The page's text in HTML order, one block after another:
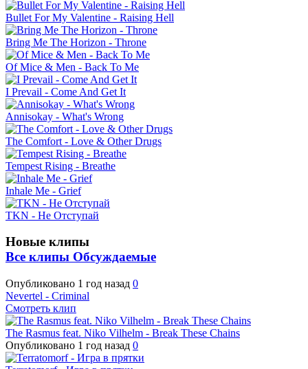
Bullet For My Valentine - Raising Hell
Bring Me The Horizon - Throne
Of Mice & Men - Back To Me
I Prevail - Come And Get It
Annisokay - What's Wrong
The Comfort - Love & Other Drugs
Tempest Rising - Breathe
Inhale Me - Grief
TKN - Не Отступай
Новые клипы
Все клипы Обсуждаемые
Опубликовано 1 год назад 0
Nevertel - Criminal
Смотреть клип
The Rasmus feat. Niko Vilhelm - Break These Chains
Опубликовано 1 год назад 0